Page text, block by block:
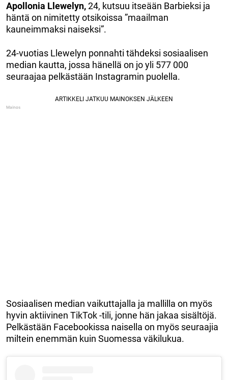
Apollonia Llewelyn,24, kutsuu itseään Barbieksi ja
häntä on nimitetty otsikoissa ”maailman
kauneimmaksi naiseksi”.
24-vuotias Llewelyn ponnahti tähdeksi sosiaalisen
median kautta, jossa hänellä on jo yli 577 000
seuraajaa pelkästään Instagramin puolella.
Sosiaalisen median vaikuttajalla ja mallilla on myös
hyvin aktiivinen TikTok -tili, jonne hän jakaa sisältöjä.
Pelkästään Facebookissa naisella on myös seuraajia
miltein enemmän kuin Suomessa väkilukua.